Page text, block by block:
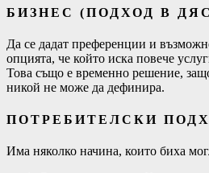
БИЗНЕС (ПОДХОД В
Да се дадат преференции и
опцията, че който иска повече
Това също е временно решение,
никой не може да дефинира.
ПОТРЕБИТЕЛСКИ
Има няколко начина, които биха